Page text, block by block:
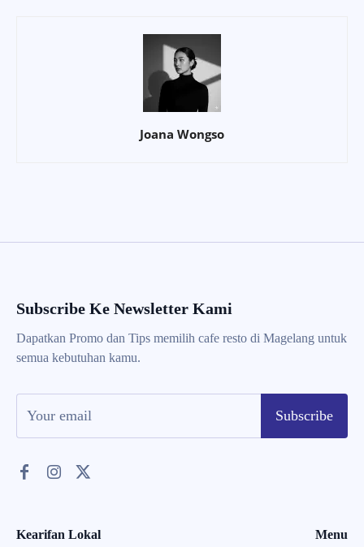
Joana Wongso
Subscribe Ke Newsletter Kami
Dapatkan Promo dan Tips memilih cafe resto di Magelang untuk
semua kebutuhan kamu.
Subscribe
Kearifan Lokal Menu